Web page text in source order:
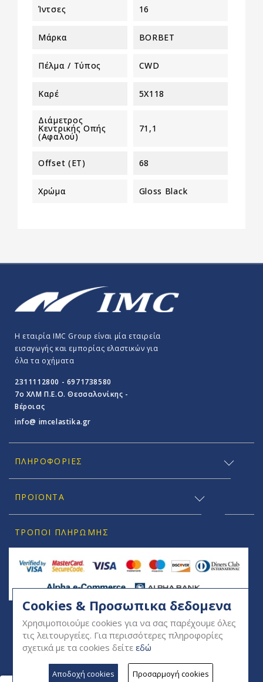
Ίντσες 16
Μάρκα BORBET
Πέλμα / Τύπος CWD
Καρέ 5X118
Διάμετρος
Κεντρικής Οπής
(αφαλού)
71,1
Offset (ET) 68
Χρώμα Gloss Black
Η εταιρία IMC Group είναι μία εταιρεία
εισαγωγής και εμπορίας ελαστικών για
όλα τα οχήματα
2311112800 - 6971738580
7o ΧΛΜ Π.E.O. Θεσσαλονίκης -
Βέροιας
info@ imcelastika.gr
ΠΛΗΡΟΦΟΡΊΕΣ
ΠΡΟΪΟΝΤΑ
ΤΡΌΠΟΙ ΠΛΗΡΩΜΉΣ
SOCIAL
Cookies & Προσωπικα δεδομενα
Χρησιμοποιούμε cookies για να σας παρέχουμε όλες
τις λειτουργείες. Για περισσότερες πληροφορίες
σχετικά με τα cookies δείτε εδώ
Αποδοχή cookies Προσαρμογή cookies